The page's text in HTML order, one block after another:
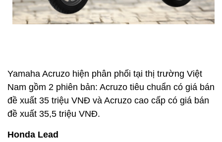
Yamaha Acruzo hiện phân phối tại thị trường Việt
Nam gồm 2 phiên bản: Acruzo tiêu chuẩn có giá bán
đề xuất 35 triệu VNĐ và Acruzo cao cấp có giá bán
đề xuất 35,5 triệu VNĐ.
Honda Lead